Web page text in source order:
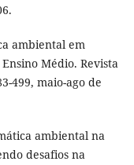
ambiental em
Médio. Revista
499, maio-ago de
ambiental na
desafios na